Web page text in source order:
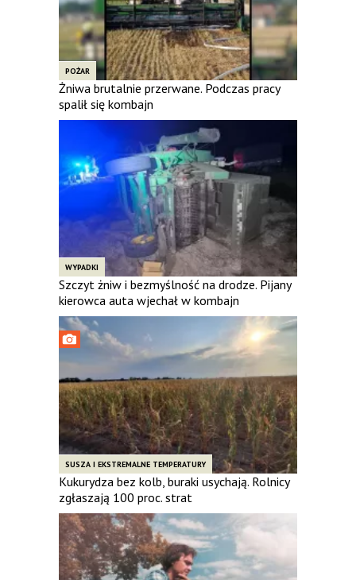
POŻAR
Żniwa brutalnie przerwane. Podczas pracy
spalił się kombajn
WYPADKI
Szczyt żniw i bezmyślność na drodze. Pijany
kierowca auta wjechał w kombajn
SUSZA I EKSTREMALNE TEMPERATURY
Kukurydza bez kolb, buraki usychają. Rolnicy
zgłaszają 100 proc. strat